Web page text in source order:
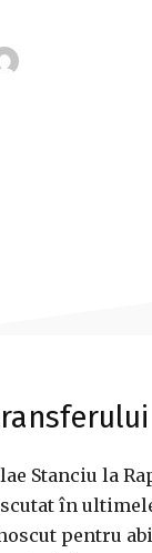
Stanciu la
în
pentru